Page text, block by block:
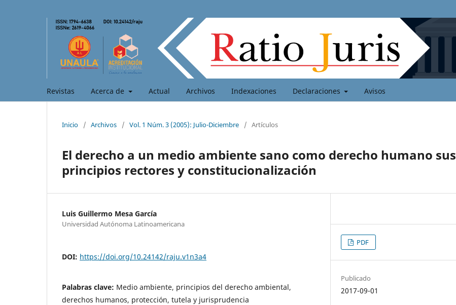
Revistas Acerca de Actual Archivos Indexaciones Declaraciones Avisos
Inicio / Archivos / Vol. 1 Núm. 3 (2005): Julio-Diciembre / Artículos
El derecho a un medio ambiente sano como derecho humano sus
principios rectores y constitucionalización
Luis Guillermo Mesa García
Universidad Autónoma Latinoamericana
DOI: https://doi.org/10.24142/raju.v1n3a4
Palabras clave: Medio ambiente, principios del derecho ambiental,
derechos humanos, protección, tutela y jurisprudencia
PDF
Publicado
2017-09-01